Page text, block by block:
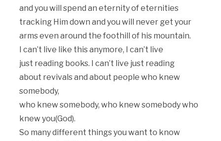
and you will spend an eternity of eternities
tracking Him down and you will never get your
arms even around the foothill of his mountain.
I can’t live like this anymore, I can’t live
just reading books. I can’t live just reading
about revivals and about people who knew
somebody,
who knew somebody, who knew somebody who
knew you(God).
So many different things you want to know